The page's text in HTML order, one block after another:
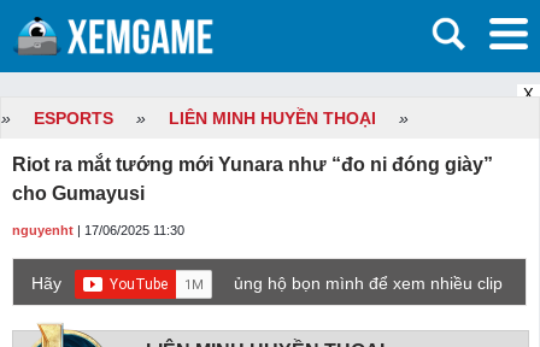
X
» ESPORTS » LIÊN MINH HUYỀN THOẠI »
Riot ra mắt tướng mới Yunara như “đo ni đóng giày”
cho Gumayusi
nguyenht | 17/06/2025 11:30
Hãy
ủng hộ bọn mình để xem nhiều clip